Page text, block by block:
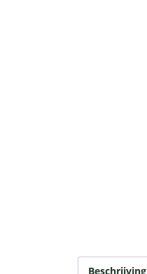
Beschrijving